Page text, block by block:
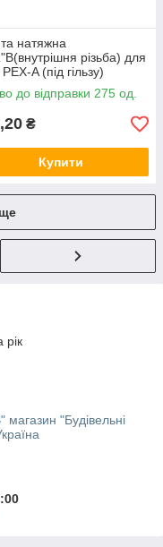
натяжна
різьба) для
A (під гільзу)
V&G (VALOGIN)
до відправки 275 од.
₴
Купити
рік
магазин "Будівельні